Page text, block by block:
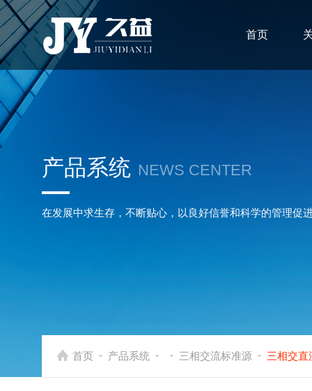
首页
产品系统 NEWS CENTER
在发展中求生存，不断贴心，以良好信誉和科学的管理促
首页 - 产品系统 - - 三相交流标准源 - 三相交直